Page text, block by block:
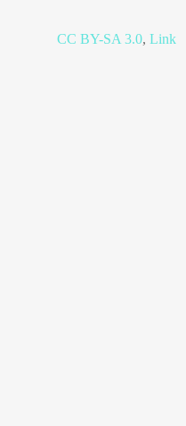
CC BY-SA 3.0,Link